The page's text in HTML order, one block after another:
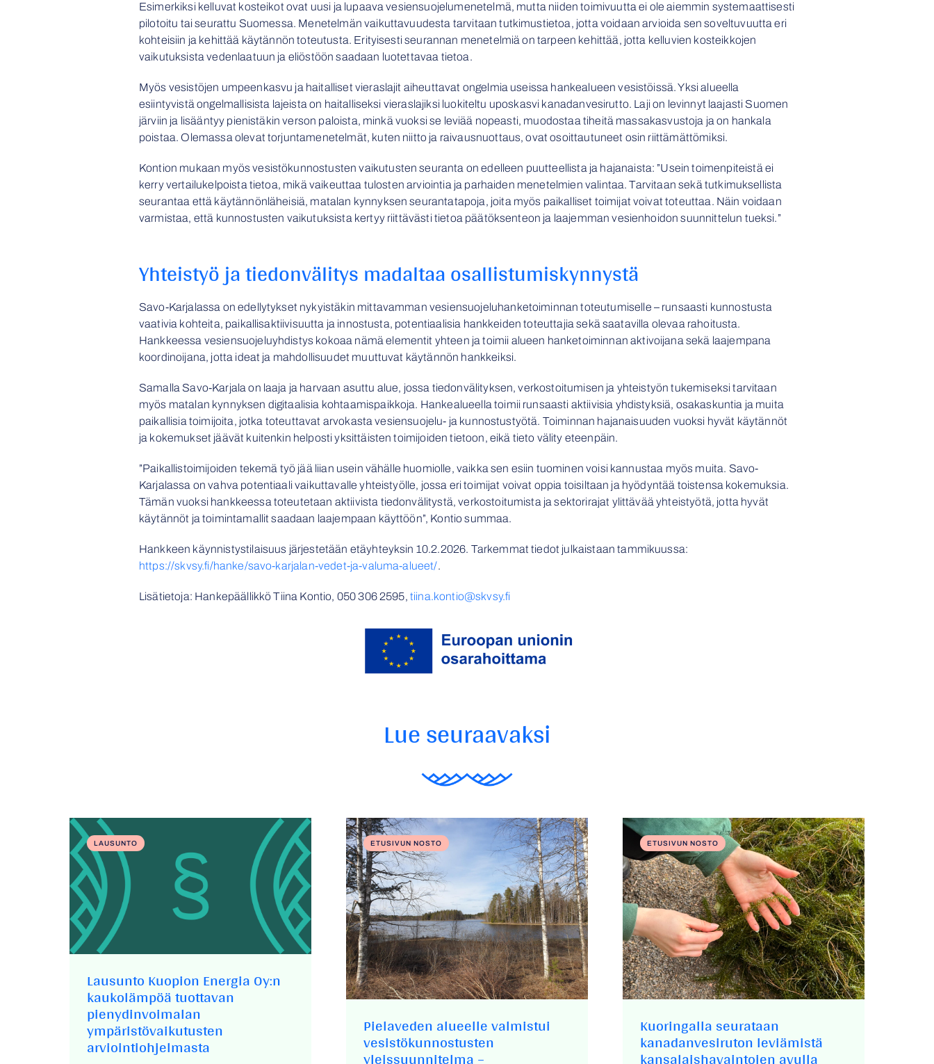
Esimerkiksi kelluvat kosteikot ovat uusi ja lupaava vesiensuojelumenetelmä, mutta niiden toimivuutta ei ole aiemmin systemaattisesti
pilotoitu tai seurattu Suomessa. Menetelmän vaikuttavuudesta tarvitaan tutkimustietoa, jotta voidaan arvioida sen soveltuvuutta eri
kohteisiin ja kehittää käytännön toteutusta. Erityisesti seurannan menetelmiä on tarpeen kehittää, jotta kelluvien kosteikkojen
vaikutuksista vedenlaatuun ja eliöstöön saadaan luotettavaa tietoa.
Myös vesistöjen umpeenkasvu ja haitalliset vieraslajit aiheuttavat ongelmia useissa hankealueen vesistöissä. Yksi alueella
esiintyvistä ongelmallisista lajeista on haitalliseksi vieraslajiksi luokiteltu uposkasvi kanadanvesirutto. Laji on levinnyt laajasti Suomen
järviin ja lisääntyy pienistäkin verson paloista, minkä vuoksi se leviää nopeasti, muodostaa tiheitä massakasvustoja ja on hankala
poistaa. Olemassa olevat torjuntamenetelmät, kuten niitto ja raivausnuottaus, ovat osoittautuneet osin riittämättömiksi.
Kontion mukaan myös vesistökunnostusten vaikutusten seuranta on edelleen puutteellista ja hajanaista: ”Usein toimenpiteistä ei
kerry vertailukelpoista tietoa, mikä vaikeuttaa tulosten arviointia ja parhaiden menetelmien valintaa. Tarvitaan sekä tutkimuksellista
seurantaa että käytännönläheisiä, matalan kynnyksen seurantatapoja, joita myös paikalliset toimijat voivat toteuttaa. Näin voidaan
varmistaa, että kunnostusten vaikutuksista kertyy riittävästi tietoa päätöksenteon ja laajemman vesienhoidon suunnittelun tueksi.”
Yhteistyö ja tiedonvälitys madaltaa osallistumiskynnystä
Savo-Karjalassa on edellytykset nykyistäkin mittavamman vesiensuojeluhanketoiminnan toteutumiselle – runsaasti kunnostusta
vaativia kohteita, paikallisaktiivisuutta ja innostusta, potentiaalisia hankkeiden toteuttajia sekä saatavilla olevaa rahoitusta.
Hankkeessa vesiensuojeluyhdistys kokoaa nämä elementit yhteen ja toimii alueen hanketoiminnan aktivoijana sekä laajempana
koordinoijana, jotta ideat ja mahdollisuudet muuttuvat käytännön hankkeiksi.
Samalla Savo-Karjala on laaja ja harvaan asuttu alue, jossa tiedonvälityksen, verkostoitumisen ja yhteistyön tukemiseksi tarvitaan
myös matalan kynnyksen digitaalisia kohtaamispaikkoja. Hankealueella toimii runsaasti aktiivisia yhdistyksiä, osakaskuntia ja muita
paikallisia toimijoita, jotka toteuttavat arvokasta vesiensuojelu- ja kunnostustyötä. Toiminnan hajanaisuuden vuoksi hyvät käytännöt
ja kokemukset jäävät kuitenkin helposti yksittäisten toimijoiden tietoon, eikä tieto välity eteenpäin.
”Paikallistoimijoiden tekemä työ jää liian usein vähälle huomiolle, vaikka sen esiin tuominen voisi kannustaa myös muita. Savo-
Karjalassa on vahva potentiaali vaikuttavalle yhteistyölle, jossa eri toimijat voivat oppia toisiltaan ja hyödyntää toistensa kokemuksia.
Tämän vuoksi hankkeessa toteutetaan aktiivista tiedonvälitystä, verkostoitumista ja sektorirajat ylittävää yhteistyötä, jotta hyvät
käytännöt ja toimintamallit saadaan laajempaan käyttöön”, Kontio summaa.
Hankkeen käynnistystilaisuus järjestetään etäyhteyksin 10.2.2026. Tarkemmat tiedot julkaistaan tammikuussa:
https://skvsy.fi/hanke/savo-karjalan-vedet-ja-valuma-alueet/.
Lisätietoja: Hankepäällikkö Tiina Kontio, 050 306 2595, tiina.kontio@skvsy.fi
Lue seuraavaksi
LAUSUNTO
Lausunto Kuopion Energia Oy:n
kaukolämpöä tuottavan
pienydinvoimalan
ympäristövaikutusten
arviointiohjelmasta
ETUSIVUN NOSTO
Pielaveden alueelle valmistui
vesistökunnostusten
yleissuunnitelma –
ETUSIVUN NOSTO
Kuoringalla seurataan
kanadanvesiruton leviämistä
kansalaishavaintojen avulla